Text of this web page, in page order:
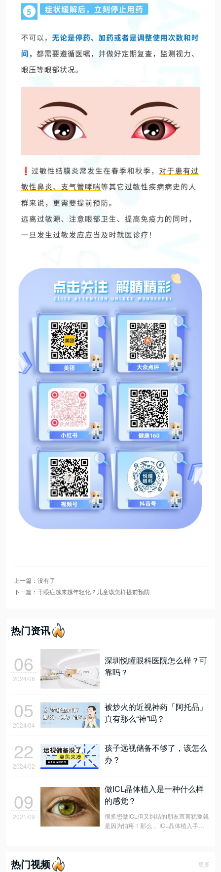
上一篇：没有了
下一篇：干眼症越来越年轻化？儿童该怎样提前预防
热门资讯
06
2024/08
深圳悦瞳眼科医院怎么样？可
靠吗？
05
2024/04
被炒火的近视神药「阿托品」
真有那么“神”吗？
22
2024/02
孩子远视储备不够了，该怎么
办？
09
2021/09
做ICL晶体植入是一种什么样
的感觉？
很多想做ICL但又纠结的朋友直言犹豫就
是因为怕疼！那么， ICL晶体植入手术
热门视频 更多